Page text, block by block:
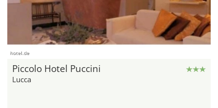
hotel.de
Piccolo Hotel Puccini
Lucca